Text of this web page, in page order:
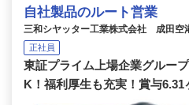
自社製品のルート営業
三和シヤッター工業株式会社 成田空
正社員
東証プライム上場企業グルー
K！福利厚生も充実！賞与6.31